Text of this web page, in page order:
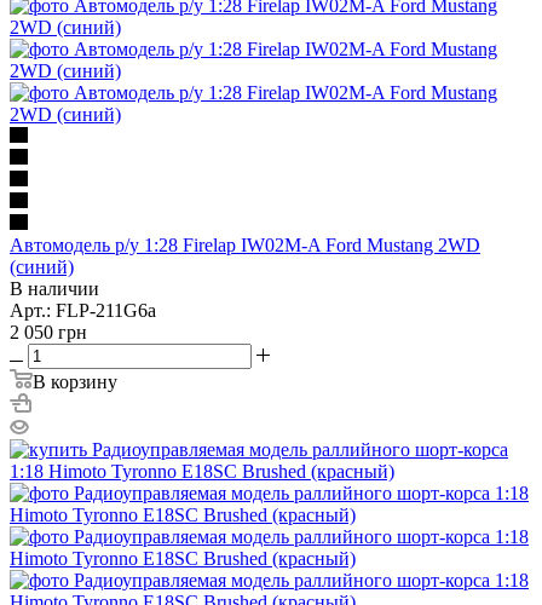
Автомодель р/у 1:28 Firelap IW02M-A Ford Mustang 2WD
(синий)
В наличии
Арт.: FLP-211G6a
2 050 грн
В корзину